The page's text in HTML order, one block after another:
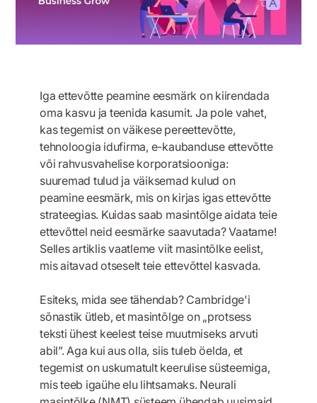
Iga ettevõtte peamine eesmärk on kiirendada
oma kasvu ja teenida kasumit. Ja pole vahet,
kas tegemist on väikese pereettevõtte,
tehnoloogia idufirma, e-kaubanduse ettevõtte
või rahvusvahelise korporatsiooniga:
suuremad tulud ja väiksemad kulud on
peamine eesmärk, mis on kirjas igas ettevõtte
strateegias. Kuidas saab masintõlge aidata teie
ettevõttel neid eesmärke saavutada? Vaatame!
Selles artiklis vaatleme viit masintõlke eelist,
mis aitavad otseselt teie ettevõttel kasvada.
Esiteks, mida see tähendab? Cambridge'i
sõnastik ütleb, et masintõlge on „protsess
teksti ühest keelest teise muutmiseks arvuti
abil”. Aga kui aus olla, siis tuleb öelda, et
tegemist on uskumatult keerulise süsteemiga,
mis teeb igaühe elu lihtsamaks. Neurali